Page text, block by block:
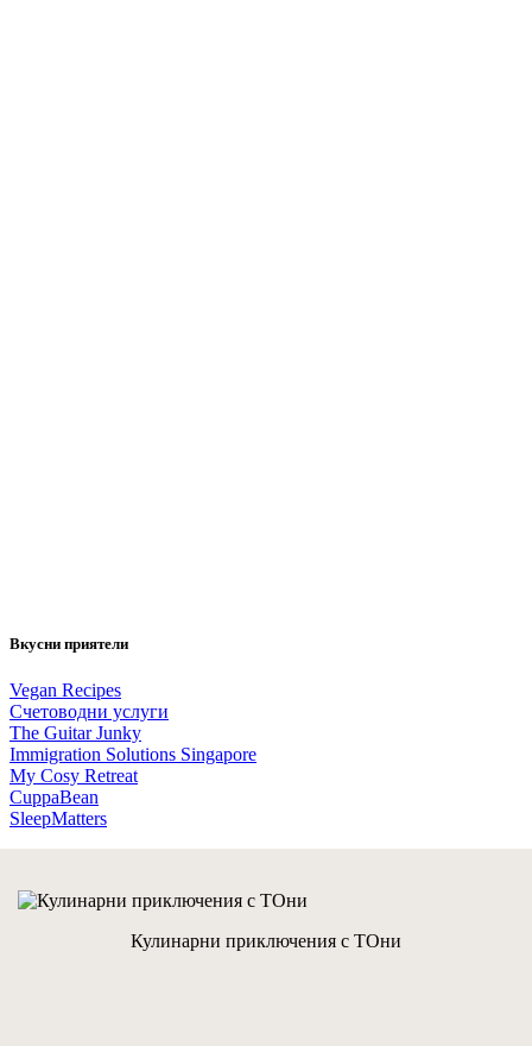
Вкусни приятели
Vegan Recipes
Счетоводни услуги
The Guitar Junky
Immigration Solutions Singapore
My Cosy Retreat
CuppaBean
SleepMatters
Кулинарни приключения с ТОни